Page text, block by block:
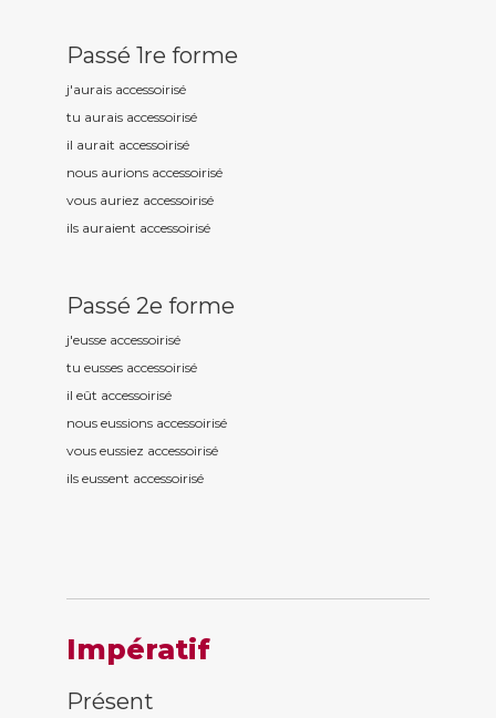
Passé 1re forme
j'aurais accessoirisé
tu aurais accessoirisé
il aurait accessoirisé
nous aurions accessoirisé
vous auriez accessoirisé
ils auraient accessoirisé
Passé 2e forme
j'eusse accessoirisé
tu eusses accessoirisé
il eût accessoirisé
nous eussions accessoirisé
vous eussiez accessoirisé
ils eussent accessoirisé
Impératif
Présent